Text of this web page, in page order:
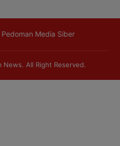
Pedoman Media Siber
News. All Right Reserved.